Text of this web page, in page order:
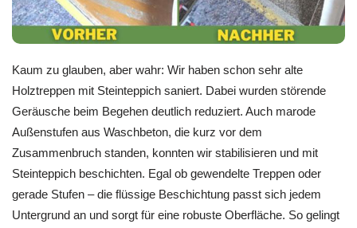
Kaum zu glauben, aber wahr: Wir haben schon sehr alte
Holztreppen mit Steinteppich saniert. Dabei wurden störende
Geräusche beim Begehen deutlich reduziert. Auch marode
Außenstufen aus Waschbeton, die kurz vor dem
Zusammenbruch standen, konnten wir stabilisieren und mit
Steinteppich beschichten. Egal ob gewendelte Treppen oder
gerade Stufen – die flüssige Beschichtung passt sich jedem
Untergrund an und sorgt für eine robuste Oberfläche. So gelingt